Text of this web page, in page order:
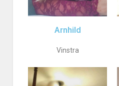
Arnhild
Vinstra